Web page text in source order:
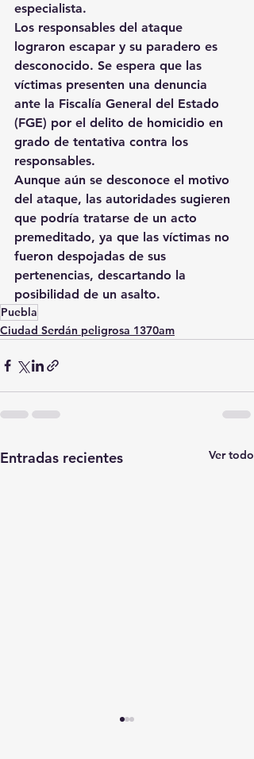
especialista.
Los responsables del ataque
lograron escapar y su paradero es
desconocido. Se espera que las
víctimas presenten una denuncia
ante la Fiscalía General del Estado
(FGE) por el delito de homicidio en
grado de tentativa contra los
responsables.
Aunque aún se desconoce el motivo
del ataque, las autoridades sugieren
que podría tratarse de un acto
premeditado, ya que las víctimas no
fueron despojadas de sus
pertenencias, descartando la
posibilidad de un asalto.
Puebla
Ciudad Serdán peligrosa 1370am
Entradas recientes Ver todo